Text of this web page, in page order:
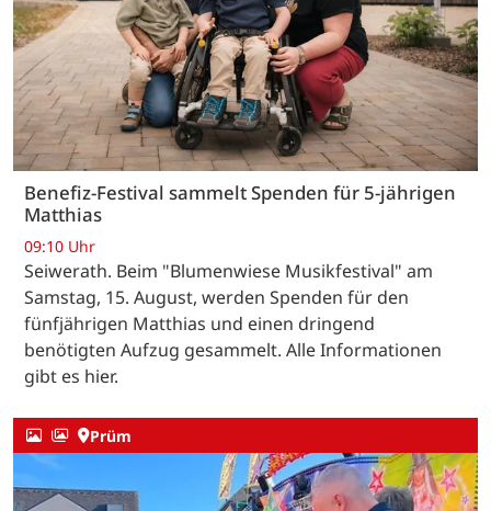
Benefiz-Festival sammelt Spenden für 5-jährigen
Matthias
09:10 Uhr
Seiwerath. Beim "Blumenwiese Musikfestival" am
Samstag, 15. August, werden Spenden für den
fünfjährigen Matthias und einen dringend
benötigten Aufzug gesammelt. Alle Informationen
gibt es hier.
Prüm